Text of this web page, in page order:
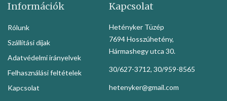
Információk
Rólunk
Szállítási díjak
Adatvédelmi irányelvek
Felhasználási feltételek
Kapcsolat
Kapcsolat
Hetényker Tüzép
7694 Hosszúhetény,
Hármashegy utca 30.
30/627-3712, 30/959-8565
hetenyker@gmail.com